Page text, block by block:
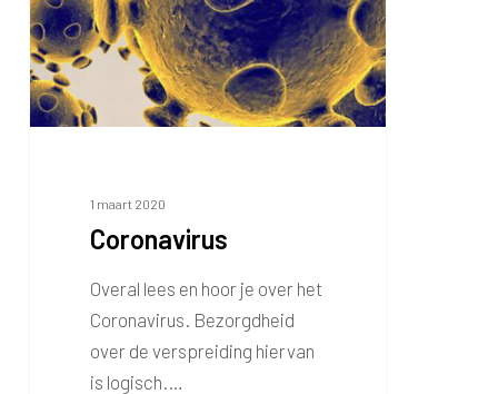
1 maart 2020
Coronavirus
Overal lees en hoor je over het
Coronavirus. Bezorgdheid
over de verspreiding hiervan
is logisch.…